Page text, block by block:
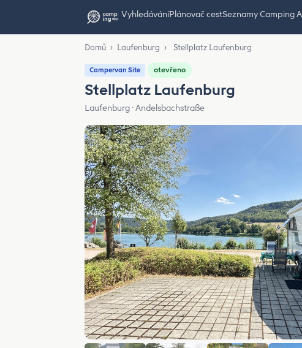
VyhledáváníPlánovač cestSeznamy Camping
Domů › Laufenburg › Stellplatz Laufenburg
Campervan Site otevřeno
Stellplatz Laufenburg
Laufenburg · Andelsbachstraße